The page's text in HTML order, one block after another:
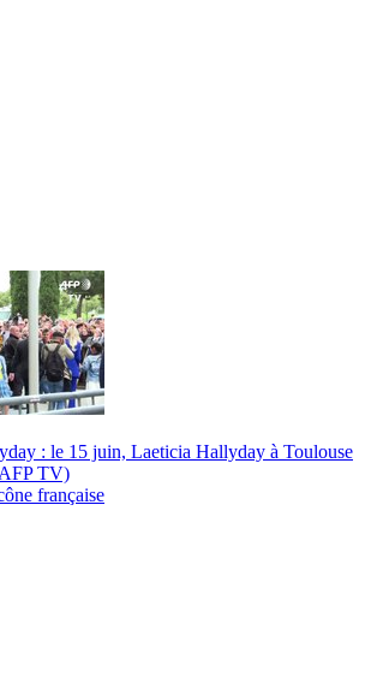
: le 15 juin, Laeticia Hallyday à Toulouse
TV)
française